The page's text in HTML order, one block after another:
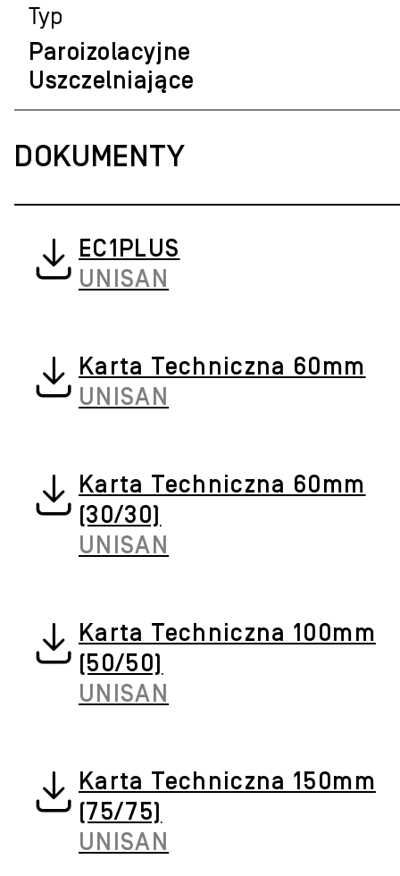
Typ
Paroizolacyjne
Uszczelniające
DOKUMENTY
EC1PLUS
UNISAN
Karta Techniczna 60mm
UNISAN
Karta Techniczna 60mm
(30/30)
UNISAN
Karta Techniczna 100mm
(50/50)
UNISAN
Karta Techniczna 150mm
(75/75)
UNISAN